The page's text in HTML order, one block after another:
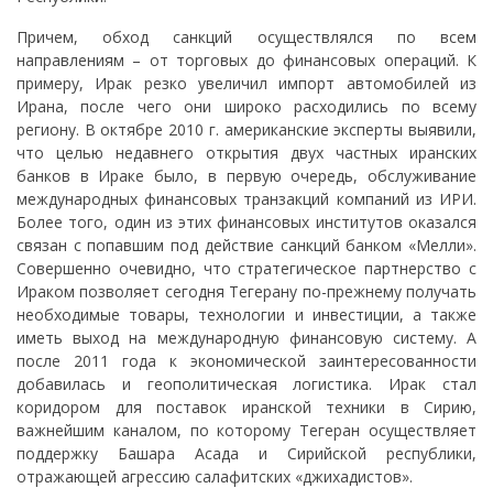
Причем, обход санкций осуществлялся по всем
направлениям – от торговых до финансовых операций. К
примеру, Ирак резко увеличил импорт автомобилей из
Ирана, после чего они широко расходились по всему
региону. В октябре 2010 г. американские эксперты выявили,
что целью недавнего открытия двух частных иранских
банков в Ираке было, в первую очередь, обслуживание
международных финансовых транзакций компаний из ИРИ.
Более того, один из этих финансовых институтов оказался
связан с попавшим под действие санкций банком «Мелли».
Совершенно очевидно, что стратегическое партнерство с
Ираком позволяет сегодня Тегерану по-прежнему получать
необходимые товары, технологии и инвестиции, а также
иметь выход на международную финансовую систему. А
после 2011 года к экономической заинтересованности
добавилась и геополитическая логистика. Ирак стал
коридором для поставок иранской техники в Сирию,
важнейшим каналом, по которому Тегеран осуществляет
поддержку Башара Асада и Сирийской республики,
отражающей агрессию салафитских «джихадистов».